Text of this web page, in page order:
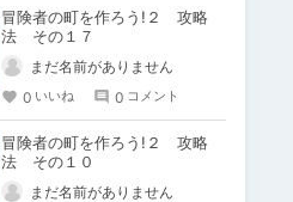
冒険者の町を作ろう!２ 攻略
法 その１７
まだ名前がありません
0 いいね 0 コメント
冒険者の町を作ろう!２ 攻略
法 その１０
まだ名前がありません